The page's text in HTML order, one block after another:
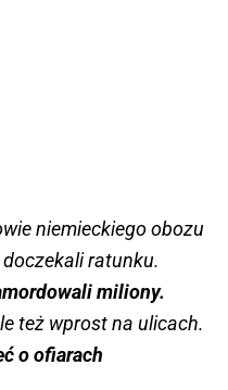
niemieckiego obozu
ratunku.
miliony.
też wprost na ulicach.
o ofiarach